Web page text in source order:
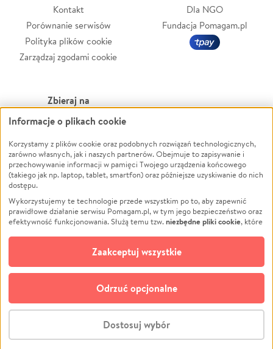
Stwórz zbiórkę - za darmo
Kontakt
Porównanie serwisów
Polityka plików cookie
Zarządzaj zgodami cookie
Dla NGO
Fundacja Pomagam.pl
Zbieraj na
Leczenie
Zwierzęta
Pożar
Ukraina
Pomoc Finansowa
Projekty
Pogrzeb
Społeczność lokalna
Kultura
Powódź
Wichura
NGO
Edukacja
Podróż
Impreza
Ochrona środowiska
Biznes
© CROWDING SP. Z O.O.
Informacje o plikach cookie
Korzystamy z plików cookie oraz podobnych rozwiązań technologicznych,
zarówno własnych, jak i naszych partnerów. Obejmuje to zapisywanie i
przechowywanie informacji w pamięci Twojego urządzenia końcowego
(takiego jak np. laptop, tablet, smartfon) oraz późniejsze uzyskiwanie do nich
dostępu.
Wykorzystujemy te technologie przede wszystkim po to, aby zapewnić
prawidłowe działanie serwisu Pomagam.pl, w tym jego bezpieczeństwo oraz
efektywność funkcjonowania. Służą temu tzw.niezbędne pliki cookie, które
opcjonalnych plików cookie
technologii do celów analitycznych i retargetingowych. Możesz wyrazić
zgodę na ich stosowanie lub jej odmówić. W dowolnym momencie masz
możliwość zmiany swoich preferencji na stronie „Zarządzaj zgodami cookie”,
do której link znajdziesz w stopce serwisu Pomagam.pl. Opcjonalne pliki
cookie wykorzystywane są w następujących celach:
działanie serwisu Pomagam.pl. Dzięki nim możemy zrozumieć, jak
użytkownicy korzystają z naszego serwisu – skąd trafiają do serwisu, jak
Dostosuj wybór
Odrzuć opcjonalne
Zaakceptuj wszystkie